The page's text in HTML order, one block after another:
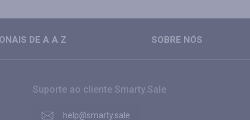
DE A A Z SOBRE NÓS
Suporte ao cliente Smarty.Sale
help@smarty.sale